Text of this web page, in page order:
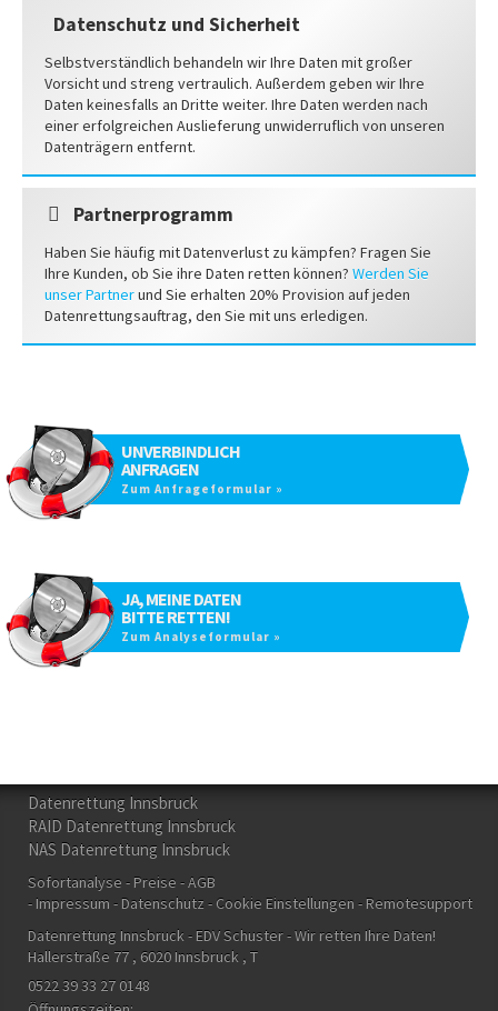
Datenschutz und Sicherheit
Selbstverständlich behandeln wir Ihre Daten mit großer
Vorsicht und streng vertraulich. Außerdem geben wir Ihre
Daten keinesfalls an Dritte weiter. Ihre Daten werden nach
einer erfolgreichen Auslieferung unwiderruflich von unseren
Datenträgern entfernt.
Partnerprogramm
Haben Sie häufig mit Datenverlust zu kämpfen? Fragen Sie
Ihre Kunden, ob Sie ihre Daten retten können? Werden Sie
unser Partnerund Sie erhalten 20% Provision auf jeden
Datenrettungsauftrag, den Sie mit uns erledigen.
UNVERBINDLICH
ANFRAGEN
Zum Anfrageformular »
JA, MEINE DATEN
BITTE RETTEN!
Zum Analyseformular »
Datenrettung Innsbruck
RAID Datenrettung Innsbruck
NAS Datenrettung Innsbruck
Sofortanalyse Preise
AGB
Impressum
Datenschutz Cookie Einstellungen
Remotesupport
Datenrettung Innsbruck - EDV Schuster- Wir retten Ihre Daten!
Hallerstraße 77 , 6020 Innsbruck , T
0522 39 33 27 0148